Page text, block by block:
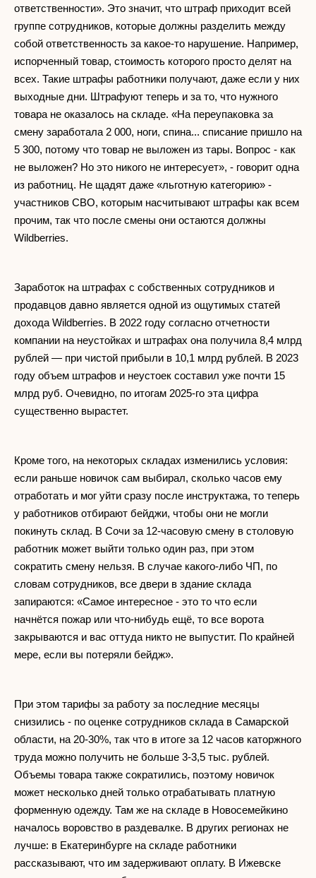
ответственности». Это значит, что штраф приходит всей
группе сотрудников, которые должны разделить между
собой ответственность за какое-то нарушение. Например,
испорченный товар, стоимость которого просто делят на
всех. Такие штрафы работники получают, даже если у них
выходные дни. Штрафуют теперь и за то, что нужного
товара не оказалось на складе. «На переупаковка за
смену заработала 2 000, ноги, спина... списание пришло на
5 300, потому что товар не выложен из тары. Вопрос - как
не выложен? Но это никого не интересует», - говорит одна
из работниц. Не щадят даже «льготную категорию» -
участников СВО, которым насчитывают штрафы как всем
прочим, так что после смены они остаются должны
Wildberries.
Заработок на штрафах с собственных сотрудников и
продавцов давно является одной из ощутимых статей
дохода Wildberries. В 2022 году согласно отчетности
компании на неустойках и штрафах она получила 8,4 млрд
рублей — при чистой прибыли в 10,1 млрд рублей. В 2023
году объем штрафов и неустоек составил уже почти 15
млрд руб. Очевидно, по итогам 2025-го эта цифра
существенно вырастет.
Кроме того, на некоторых складах изменились условия:
если раньше новичок сам выбирал, сколько часов ему
отработать и мог уйти сразу после инструктажа, то теперь
у работников отбирают бейджи, чтобы они не могли
покинуть склад. В Сочи за 12-часовую смену в столовую
работник может выйти только один раз, при этом
сократить смену нельзя. В случае какого-либо ЧП, по
словам сотрудников, все двери в здание склада
запираются: «Самое интересное - это то что если
начнётся пожар или что-нибудь ещё, то все ворота
закрываются и вас оттуда никто не выпустит. По крайней
мере, если вы потеряли бейдж».
При этом тарифы за работу за последние месяцы
снизились - по оценке сотрудников склада в Самарской
области, на 20-30%, так что в итоге за 12 часов каторжного
труда можно получить не больше 3-3,5 тыс. рублей.
Объемы товара также сократились, поэтому новичок
может несколько дней только отрабатывать платную
форменную одежду. Там же на складе в Новосемейкино
началось воровство в раздевалке. В других регионах не
лучше: в Екатеринбурге на складе работники
рассказывают, что им задерживают оплату. В Ижевске